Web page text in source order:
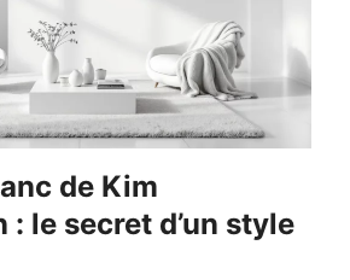
de Kim
: le secret d’un style